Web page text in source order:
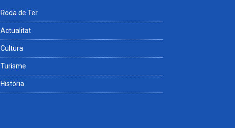
Roda de Ter
Actualitat
Cultura
Turisme
Història